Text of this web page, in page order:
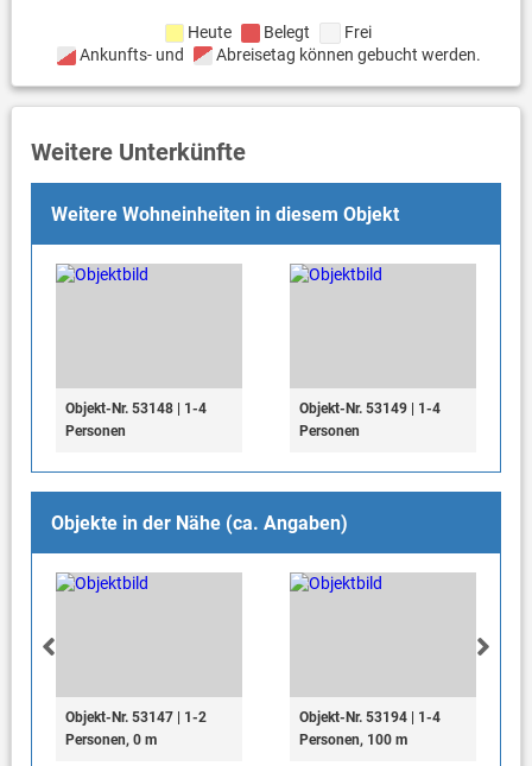
Heute Belegt
Frei
Ankunfts- und
Abreisetag können gebucht werden.
Weitere Unterkünfte
Weitere Wohneinheiten in diesem Objekt
Objekt-Nr. 53148 | 1-4
Personen
Objekt-Nr. 53149 | 1-4
Personen
Objekte in der Nähe (ca. Angaben)
Objekt-Nr. 53147 | 1-2
Personen, 0 m
Objekt-Nr. 53194 | 1-4
Personen, 100 m